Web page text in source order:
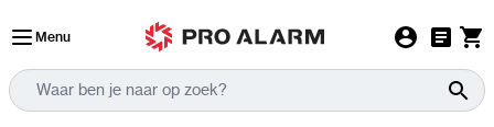
Menu